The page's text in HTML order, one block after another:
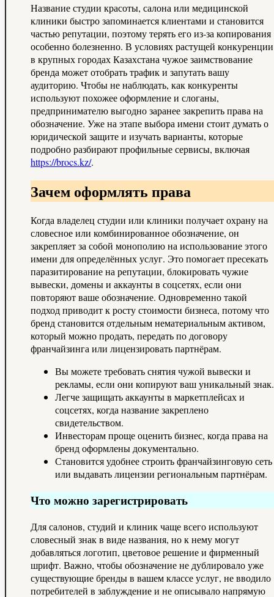
Название студии красоты, салона или медицинской
клиники быстро запоминается клиентами и становится
частью репутации, поэтому терять его из‑за копирования
особенно болезненно. В условиях растущей конкуренции
в крупных городах Казахстана чужое заимствование
бренда может отобрать трафик и запутать вашу
аудиторию. Чтобы не наблюдать, как конкуренты
используют похожее оформление и слоганы,
предпринимателю выгодно заранее закрепить права на
обозначение. Уже на этапе выбора имени стоит думать о
юридической защите и изучать варианты, которые
подробно разбирают профильные сервисы, включая
https://brocs.kz/.
Зачем оформлять права
Когда владелец студии или клиники получает охрану на
словесное или комбинированное обозначение, он
закрепляет за собой монополию на использование этого
имени для определённых услуг. Это помогает пресекать
паразитирование на репутации, блокировать чужие
вывески, домены и аккаунты в соцсетях, если они
повторяют ваше обозначение. Одновременно такой
подход приводит к росту стоимости бизнеса, потому что
бренд становится отдельным нематериальным активом,
который можно продать, передать по договору
франчайзинга или лицензировать партнёрам.
Вы можете требовать снятия чужой вывески и
рекламы, если они копируют ваш уникальный знак.
Легче защищать аккаунты в маркетплейсах и
соцсетях, когда название закреплено
свидетельством.
Инвесторам проще оценить бизнес, когда права на
бренд оформлены документально.
Становится удобнее строить франчайзинговую сеть
или выдавать лицензии региональным партнёрам.
Что можно зарегистрировать
Для салонов, студий и клиник чаще всего используют
словесный знак в виде названия, но к нему могут
добавляться логотип, цветовое решение и фирменный
шрифт. Важно, чтобы обозначение не дублировало уже
существующие бренды в вашем классе услуг, не вводило
потребителей в заблуждение и не описывало напрямую